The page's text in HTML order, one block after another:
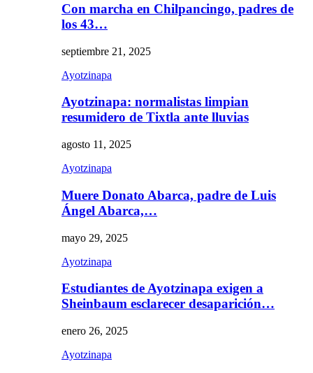
Con marcha en Chilpancingo, padres de
los 43…
septiembre 21, 2025
Ayotzinapa
Ayotzinapa: normalistas limpian
resumidero de Tixtla ante lluvias
agosto 11, 2025
Ayotzinapa
Muere Donato Abarca, padre de Luis
Ángel Abarca,…
mayo 29, 2025
Ayotzinapa
Estudiantes de Ayotzinapa exigen a
Sheinbaum esclarecer desaparición…
enero 26, 2025
Ayotzinapa